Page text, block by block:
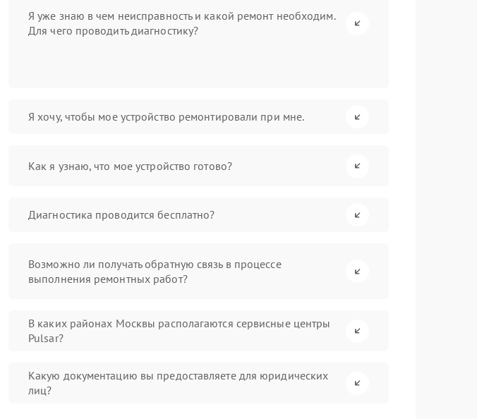
Я уже знаю в чем неисправность и какой ремонт необходим.
Для чего проводить диагностику?
Я хочу, чтобы мое устройство ремонтировали при мне.
Как я узнаю, что мое устройство готово?
Диагностика проводится бесплатно?
Возможно ли получать обратную связь в процессе
выполнения ремонтных работ?
В каких районах Москвы располагаются сервисные центры
Pulsar?
Какую документацию вы предоставляете для юридических
лиц?